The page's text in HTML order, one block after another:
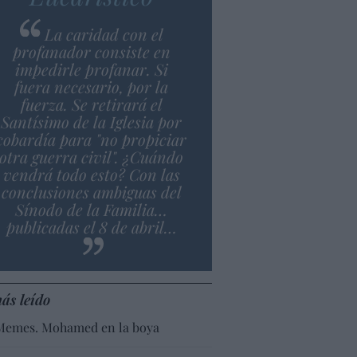
La caridad con el
profanador consiste en
impedirle profanar. Si
fuera necesario, por la
fuerza. Se retirará el
Santísimo de la Iglesia por
para "no propiciar
otra guerra civil". ¿Cuándo
vendrá todo esto? Con las
conclusiones ambiguas del
Sínodo de la Familia…
publicadas el 8 de abril…
leído
Mohamed en la boya